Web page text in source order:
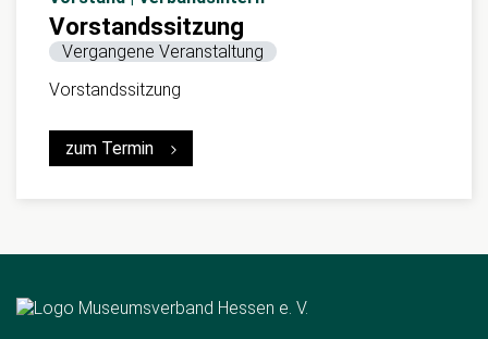
Vorstandssitzung
Vergangene Veranstaltung
Vorstandssitzung
zum Termin